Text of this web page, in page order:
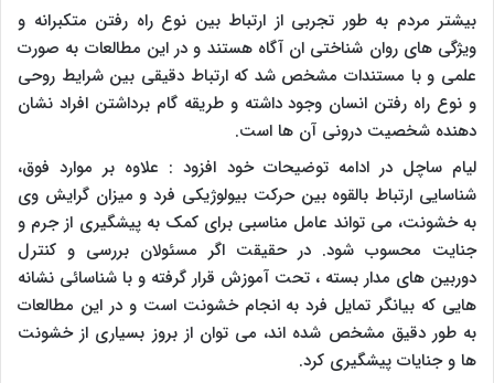
بیشتر مردم به طور تجربی از ارتباط بین نوع راه رفتن متکبرانه و
ویژگی های روان شناختی ان آگاه هستند و در این مطالعات به صورت
علمی و با مستندات مشخص شد که ارتباط دقیقی بین شرایط روحی
و نوع راه رفتن انسان وجود داشته و طریقه گام برداشتن افراد نشان
دهنده شخصیت درونی آن ها است.
لیام ساچل در ادامه توضیحات خود افزود : علاوه بر موارد فوق،
شناسایی ارتباط بالقوه بین حرکت بیولوژیکی فرد و میزان گرایش وی
به خشونت، می تواند عامل مناسبی برای کمک به پیشگیری از جرم و
جنایت محسوب شود. در حقیقت اگر مسئولان بررسی و کنترل
دوربین های مدار بسته ، تحت آموزش قرار گرفته و با شناسائی نشانه
هایی که بیانگر تمایل فرد به انجام خشونت است و در این مطالعات
به طور دقیق مشخص شده اند، می توان از بروز بسیاری از خشونت
ها و جنایات پیشگیری کرد.